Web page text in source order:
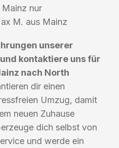
nur
M. aus Mainz
unserer
kontaktiere uns für
nach North
dir einen
Umzug, damit
neuen Zuhause
dich selbst von
und werde ein